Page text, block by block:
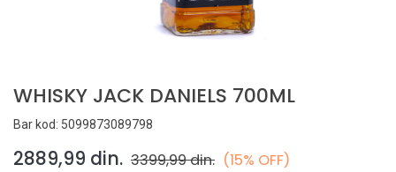
WHISKY JACK DANIELS 700ML
Bar kod: 5099873089798
2889,99 din. 3399,99din. (15% OFF)